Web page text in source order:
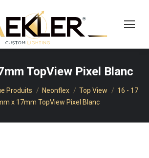
TopView Pixel Blanc
Produits Neonflex Top View
16 - 17
x 17mm TopView Pixel Blanc